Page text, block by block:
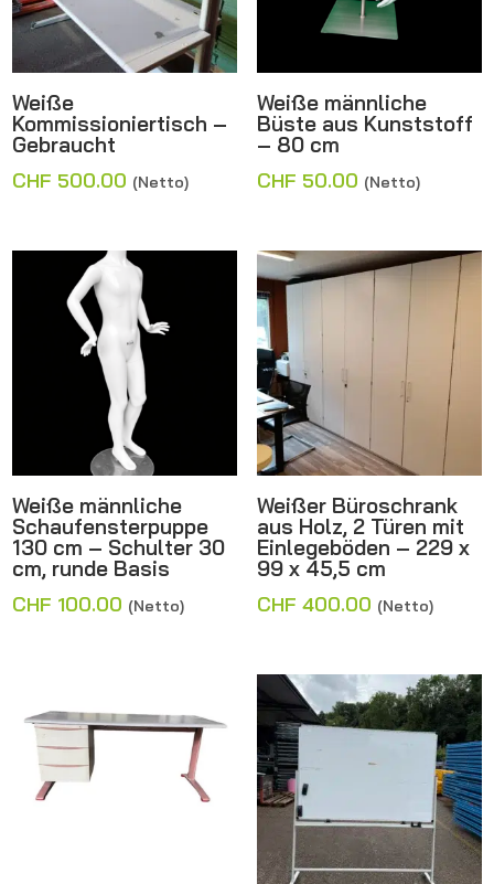
Weiße
Kommissioniertisch –
Gebraucht
CHF 500.00 (Netto)
Weiße männliche
Büste aus Kunststoff
– 80 cm
CHF 50.00 (Netto)
Weiße männliche
Schaufensterpuppe
130 cm – Schulter 30
cm, runde Basis
CHF 100.00 (Netto)
Weißer Büroschrank
aus Holz, 2 Türen mit
Einlegeböden – 229 x
99 x 45,5 cm
CHF 400.00 (Netto)